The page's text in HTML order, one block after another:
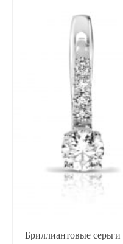
Бриллиантовые серьги